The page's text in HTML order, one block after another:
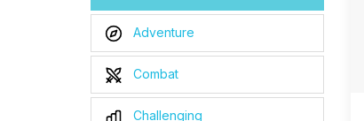
Adventure
Combat
Challenging